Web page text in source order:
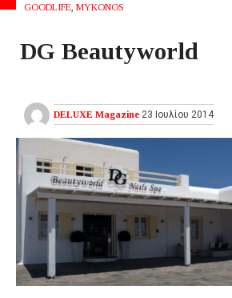
GOODLIFE MYKONOS
DG Beautyworld
DELUXE Magazine 23 Ιουλίου 2014